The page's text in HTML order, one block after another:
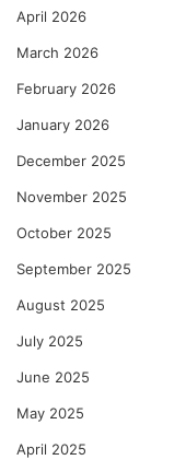
April 2026
March 2026
February 2026
January 2026
December 2025
November 2025
October 2025
September 2025
August 2025
July 2025
June 2025
May 2025
April 2025